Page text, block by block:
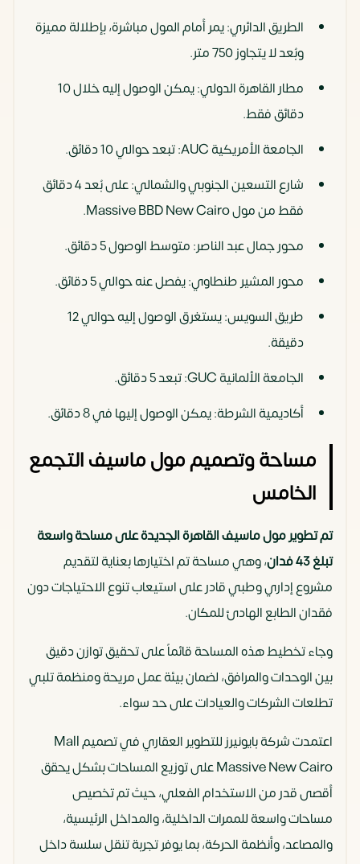
الطريق الدائري: يمر أمام المول مباشرة، بإطلالة مميزة
وبُعد لا يتجاوز 750 متر.
مطار القاهرة الدولي: يمكن الوصول إليه خلال 10
دقائق فقط.
الجامعة الأمريكية AUC: تبعد حوالي 10 دقائق.
شارع التسعين الجنوبي والشمالي: على بُعد 4 دقائق
فقط من مول Massive BBD New Cairo.
محور جمال عبد الناصر: متوسط الوصول 5 دقائق.
محور المشير طنطاوي: يفصل عنه حوالي 5 دقائق.
طريق السويس: يستغرق الوصول إليه حوالي 12
دقيقة.
الجامعة الألمانية GUC: تبعد 5 دقائق.
أكاديمية الشرطة: يمكن الوصول إليها في 8 دقائق.
مساحة وتصميم مول ماسيف التجمع
الخامس
تم تطوير مول ماسيف القاهرة الجديدة على مساحة واسعة
تبلغ 43 فدان
، وهي مساحة تم اختيارها بعناية لتقديم
مشروع إداري وطبي قادر على استيعاب تنوع الاحتياجات دون
فقدان الطابع الهادئ للمكان.
وجاء تخطيط هذه المساحة قائماً على تحقيق توازن دقيق
بين الوحدات والمرافق، لضمان بيئة عمل مريحة ومنظمة تلبي
تطلعات الشركات والعيادات على حد سواء.
اعتمدت شركة بايونيرز للتطوير العقاري في تصميم Mall
Massive New Cairo على توزيع المساحات بشكل يحقق
أقصى قدر من الاستخدام الفعلي، حيث تم تخصيص
مساحات واسعة للممرات الداخلية، والمداخل الرئيسية،
والمصاعد، وأنظمة الحركة، بما يوفر تجربة تنقل سلسة داخل